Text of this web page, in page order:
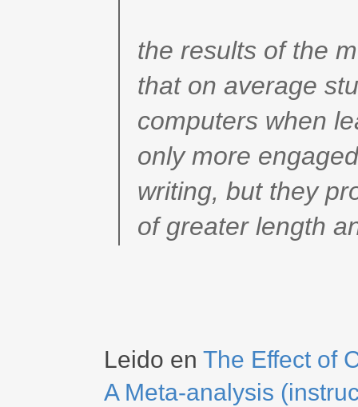
the results of the
that on average
computers when
only more
writing, but they
of greater length
Leido en The Effect of
A Meta-analysis